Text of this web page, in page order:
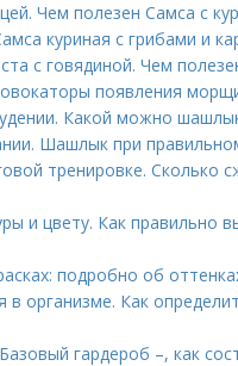
Чем полезен Самса с
куриная с грибами и
с говядиной. Чем
появления
Какой можно
Шашлык при
тренировке. Сколько
и цвету. Как правильно
подробно об
в организме. Как
гардероб –, как